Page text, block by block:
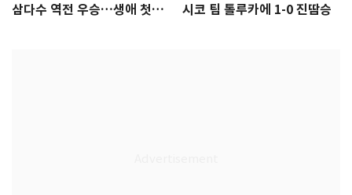
삼다수 역전 우승…생애 첫승
시코 팀 톨루카에 1-0 진땀승